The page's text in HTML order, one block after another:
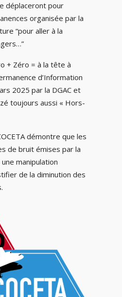
déplaceront pour
organisée par la
“pour aller à la
+ Zéro = à la tête à
d’Information
2025 par la DGAC et
toujours aussi « Hors-
démontre que les
de bruit émises par la
manipulation
de la diminution des